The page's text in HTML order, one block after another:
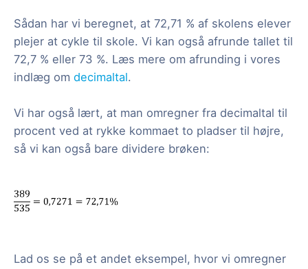
Sådan har vi beregnet, at 72,71 % af skolens elever
plejer at cykle til skole. Vi kan også afrunde tallet til
72,7 % eller 73 %. Læs mere om afrunding i vores
indlæg om decimaltal.
Vi har også lært, at man omregner fra decimaltal til
procent ved at rykke kommaet to pladser til højre,
så vi kan også bare dividere brøken:
Lad os se på et andet eksempel, hvor vi omregner